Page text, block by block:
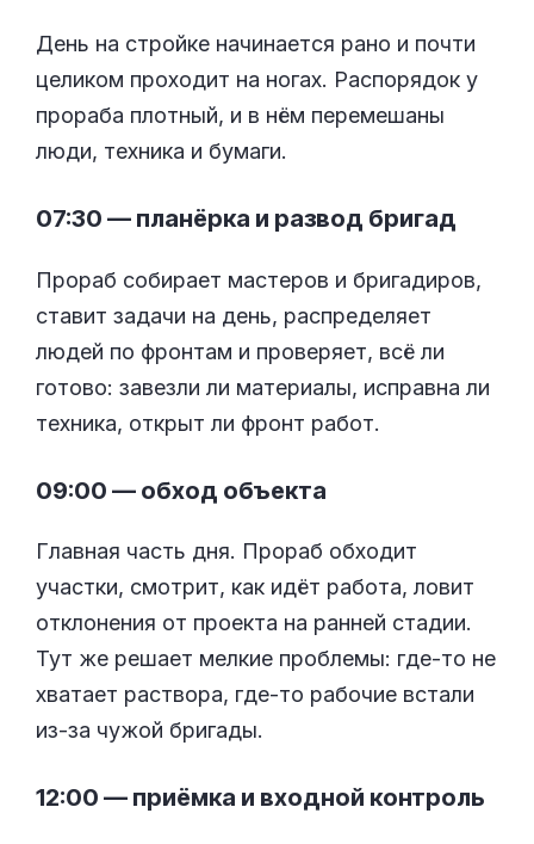
День на стройке начинается рано и почти
целиком проходит на ногах. Распорядок у
прораба плотный, и в нём перемешаны
люди, техника и бумаги.
07:30 — планёрка и развод бригад
Прораб собирает мастеров и бригадиров,
ставит задачи на день, распределяет
людей по фронтам и проверяет, всё ли
готово: завезли ли материалы, исправна ли
техника, открыт ли фронт работ.
09:00 — обход объекта
Главная часть дня. Прораб обходит
участки, смотрит, как идёт работа, ловит
отклонения от проекта на ранней стадии.
Тут же решает мелкие проблемы: где-то не
хватает раствора, где-то рабочие встали
из-за чужой бригады.
12:00 — приёмка и входной контроль